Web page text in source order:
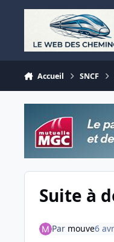
Aller au contenu
Accueil SNCF
Suite à
Par mouve6